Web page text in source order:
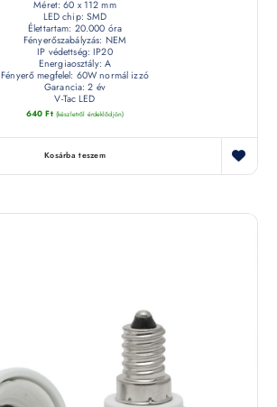
Méret: 60 x 112 mm
LED chip: SMD
Élettartam: 20.000 óra
Fényerőszabályzás: NEM
IP védettség: IP20
Energiaosztály: A
Fényerő megfelel: 60W normál izzó
Garancia: 2 év
V-Tac LED
640Ft (készletről érdeklődjön)
Kosárba teszem